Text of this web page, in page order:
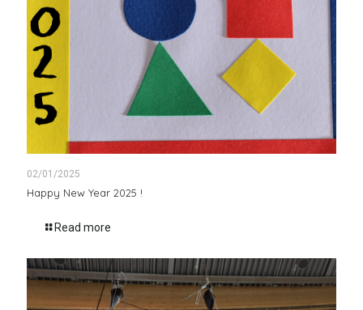
02/01/2025
Happy New Year 2025 !
Read more